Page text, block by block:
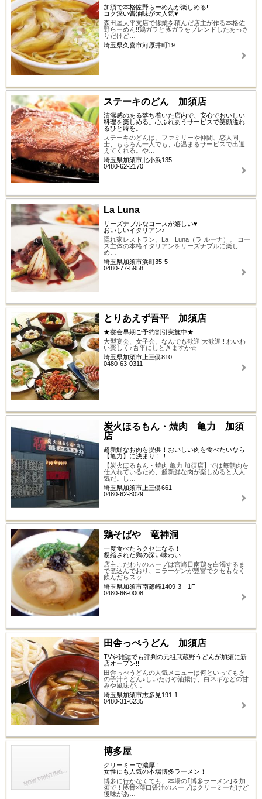
加須で本格佐野らーめんが楽しめる!!
コク深い醤油味が大人気♥
森田屋大平支店で修業を積んだ店主が作る本格佐
野らーめん!!鶏ガラと豚ガラをブレンドしたあっさ
りだけど…
埼玉県久喜市河原井町19
--
ステーキのどん 加須店
清潔感のある落ち着いた店内で、安心でおいしい
料理を楽しめる。心ふれあうサービスで笑顔溢れ
るひと時を。
ステーキのどんは、ファミリーや仲間、恋人同
士、もちろん一人でも、心温まるサービスで出迎
えてくれる。や…
埼玉県加須市北小浜135
0480-62-2170
La Luna
リーズナブルなコースが嬉しい♥
おいしいイタリアン♪
隠れ家レストラン、La Luna（ラ ルーナ）。 コー
ス主体の本格イタリアンをリーズナブルに楽し
め…
埼玉県加須市浜町35-5
0480-77-5958
とりあえず吾平 加須店
★宴会早期ご予約割引実施中★
大型宴会、女子会、なんでも歓迎!大歓迎!! わいわ
い楽しく♪吾平にしときますか☆
埼玉県加須市上三俣810
0480-63-0311
炭火ほるもん・焼肉 亀力 加須
店
超新鮮なお肉を提供！おいしい肉を食べたいなら
【亀力】に決まり！！
【炭火ほるもん・焼肉 亀力 加須店】では毎朝肉を
仕入れているため、超新鮮な肉が楽しめると大人
気だ。し…
埼玉県加須市上三俣661
0480-62-8029
鶏そばや 竜神洞
一度食べたらクセになる！
凝縮された鶏の深い味わい
店主こだわりのスープは宮崎日南鶏を白濁するま
で煮込んでおり、コラーゲンが豊富でクセもなく
飲んだらスッ…
埼玉県加須市南篠崎1409-3 1F
0480-66-0008
田舎っぺうどん 加須店
TVや雑誌でも評判の元祖武蔵野うどんが加須に新
店オープン!!
田舎っぺうどんの人気メニューは何といってもき
の子汁うどん♪しいたけや油揚げ、白ネギなどの甘
みや風味が…
埼玉県加須市志多見191-1
0480-31-6235
博多屋
クリーミーで濃厚！
女性にも人気の本場博多ラーメン！
博多に行かなくても、本場の｢博多ラーメン｣を加
須で！豚骨×薄口醤油のスープはクリーミーだけど
後味があ…